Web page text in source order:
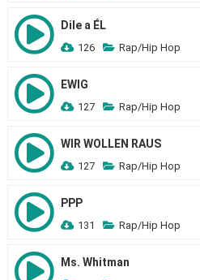
Dile a ÉL
126 Rap/Hip Hop
EWIG
127 Rap/Hip Hop
WIR WOLLEN RAUS
127 Rap/Hip Hop
PPP
131 Rap/Hip Hop
Ms. Whitman